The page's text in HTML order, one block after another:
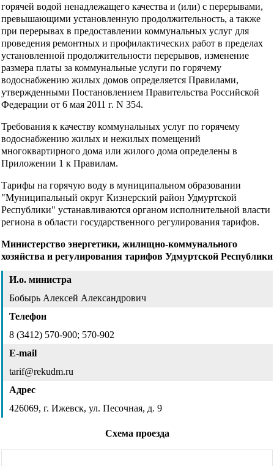
горячей водой ненадлежащего качества и (или) с перерывами,
превышающими установленную продолжительность, а также
при перерывах в предоставлении коммунальных услуг для
проведения ремонтных и профилактических работ в пределах
установленной продолжительности перерывов, изменение
размера платы за коммунальные услуги по горячему
водоснабжению жилых домов определяется Правилами,
утвержденными Постановлением Правительства Российской
Федерации от 6 мая 2011 г. N 354.
Требования к качеству коммунальных услуг по горячему
водоснабжению жилых и нежилых помещений
многоквартирного дома или жилого дома определены в
Приложении 1 к Правилам.
Тарифы на горячую воду в муниципальном образовании
"Муниципальный округ Кизнерский район Удмуртской
Республики" устанавливаются органом исполнительной власти
региона в области государственного регулирования тарифов.
Министерство энергетики, жилищно-коммунального
хозяйства и регулирования тарифов Удмуртской Республики
И.о. министра
Бобырь Алексей Александрович
Телефон
8 (3412) 570-900; 570-902
E-mail
tarif@rekudm.ru
Адрес
426069, г. Ижевск, ул. Песочная, д. 9
Схема проезда